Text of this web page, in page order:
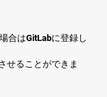
合はGitLabに登録し
せることができま